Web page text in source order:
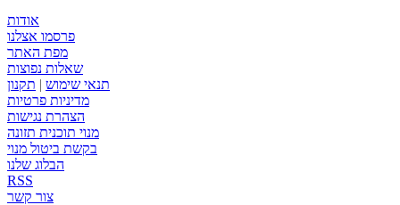
אודות
פרסמו אצלנו
מפת האתר
שאלות נפוצות
תנאי שימוש | תקנון
מדיניות פרטיות
הצהרת נגישות
מנוי תוכנית תזונה
בקשת ביטול מנוי
הבלוג שלנו
RSS
צור קשר